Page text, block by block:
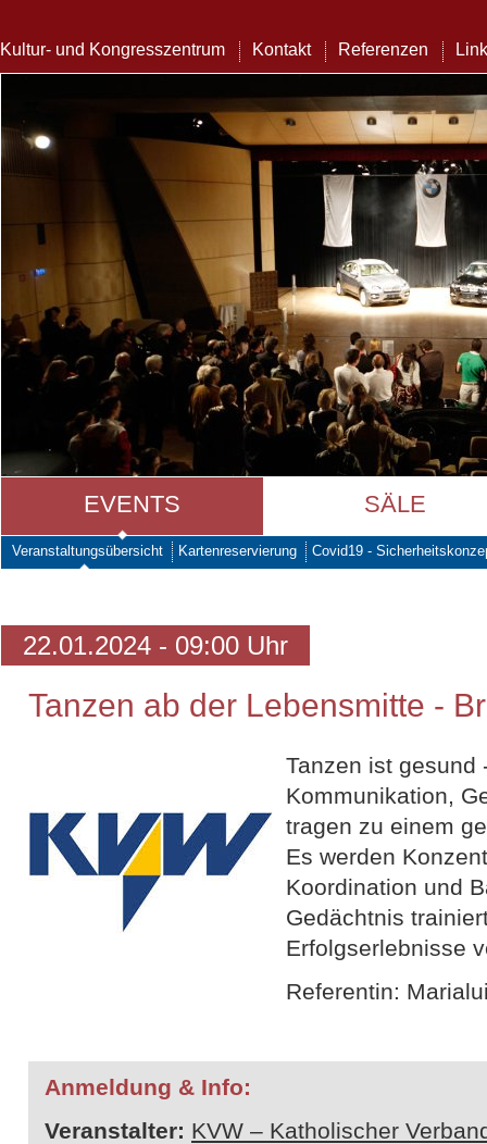
Kultur- und Kongresszentrum Kontakt Referenzen
EVENTS SÄLE
Veranstaltungsübersicht Kartenreservierung Covid19 -
22.01.2024 - 09:00 Uhr
Tanzen ab der Lebensmitte -
Tanzen ist gesund
Kommunikation,
tragen zu einem
Es werden
Koordination und
Gedächtnis
Erfolgserlebnisse
Referentin:
Anmeldung & Info:
Veranstalter: KVW – Katholischer